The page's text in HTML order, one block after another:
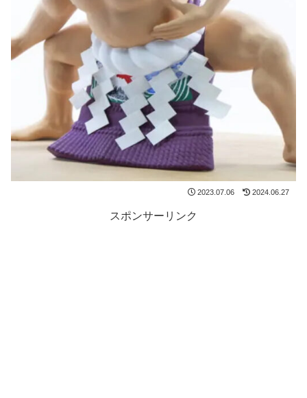
2023.07.06 2024.06.27
スポンサーリンク